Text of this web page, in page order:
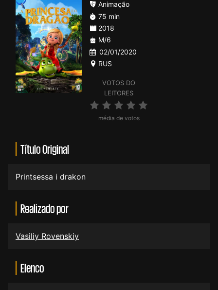
VOTOS DO
LEITORES
média de votos
Animação
75 min
2018
M/6
02/01/2020
RUS
Título Original
Printsessa i drakon
Realizado por
Vasiliy Rovenskiy
Elenco